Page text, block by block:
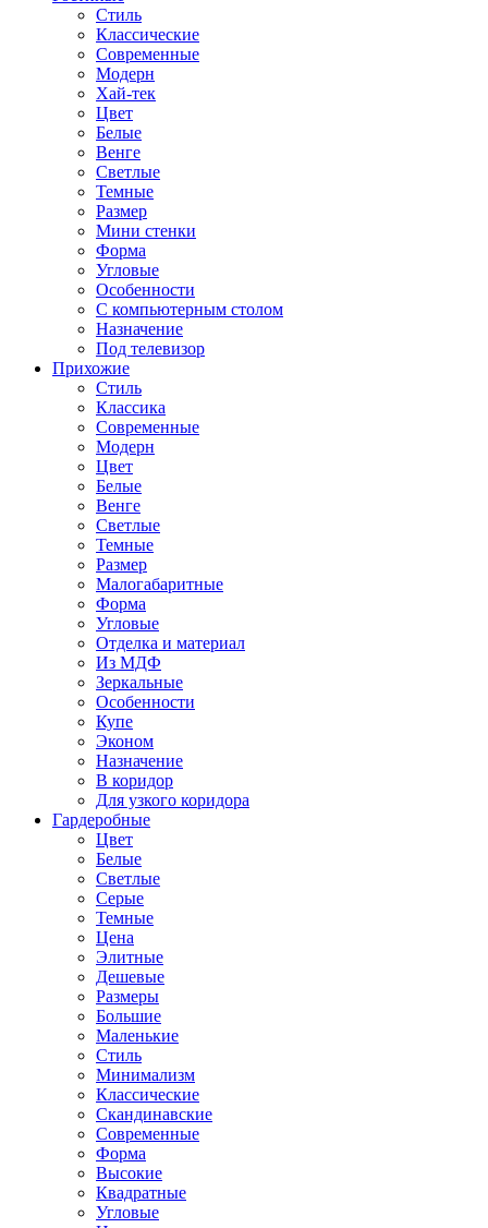
Стиль
Классические
Современные
Модерн
Хай-тек
Цвет
Белые
Венге
Светлые
Темные
Размер
Мини стенки
Форма
Угловые
Особенности
С компьютерным столом
Назначение
Под телевизор
Прихожие
Стиль
Классика
Современные
Модерн
Цвет
Белые
Венге
Светлые
Темные
Размер
Малогабаритные
Форма
Угловые
Отделка и материал
Из МДФ
Зеркальные
Особенности
Купе
Эконом
Назначение
В коридор
Для узкого коридора
Гардеробные
Цвет
Белые
Светлые
Серые
Темные
Цена
Элитные
Дешевые
Размеры
Большие
Маленькие
Стиль
Минимализм
Классические
Скандинавские
Современные
Форма
Высокие
Квадратные
Угловые